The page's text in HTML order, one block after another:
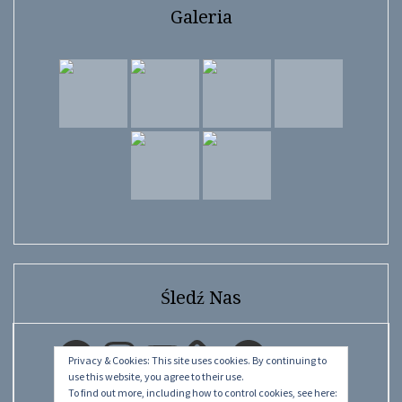
Privacy & Cookies: This site uses cookies. By continuing to
use this website, you agree to their use.
To find out more, including how to control cookies, see here:
Galeria
Śledź Nas
FacebookInstagramYouTube Facebook